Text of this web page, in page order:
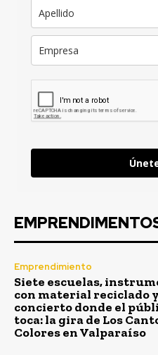
Emprendimiento
Siete escuelas,
con material reciclado
concierto donde el
toca: la gira de Los
Colores en Valparaíso